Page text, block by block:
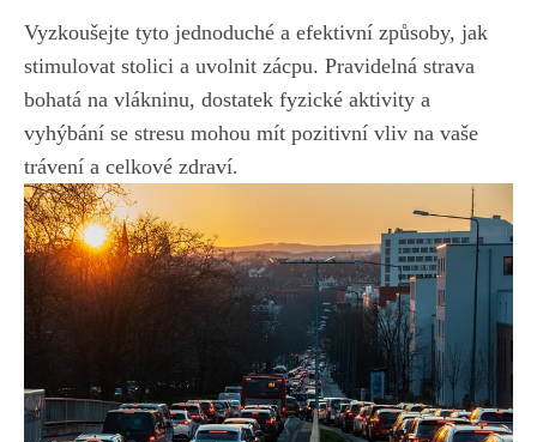
Vyzkoušejte tyto jednoduché a efektivní způsoby, jak
stimulovat stolici a uvolnit zácpu. Pravidelná strava
bohatá na vlákninu, dostatek fyzické aktivity a
vyhýbání se stresu mohou mít pozitivní vliv na vaše
trávení a celkové zdraví.